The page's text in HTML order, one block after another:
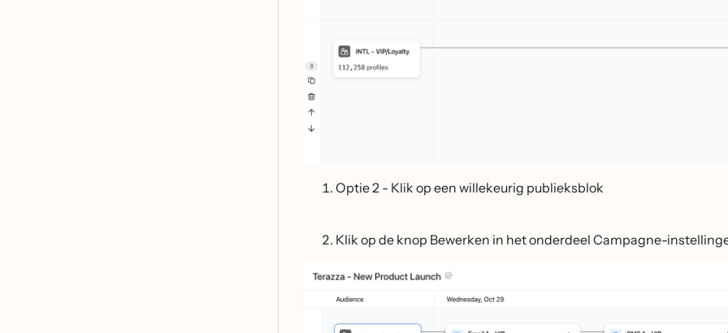
Optie 2 - Klik op een willekeurig publieksblok
Klik op de knop Bewerken in het onderdeel Campagne-